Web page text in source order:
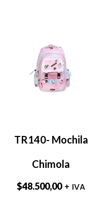
TR140- Mochila
Chimola
$48.500,00 + IVA